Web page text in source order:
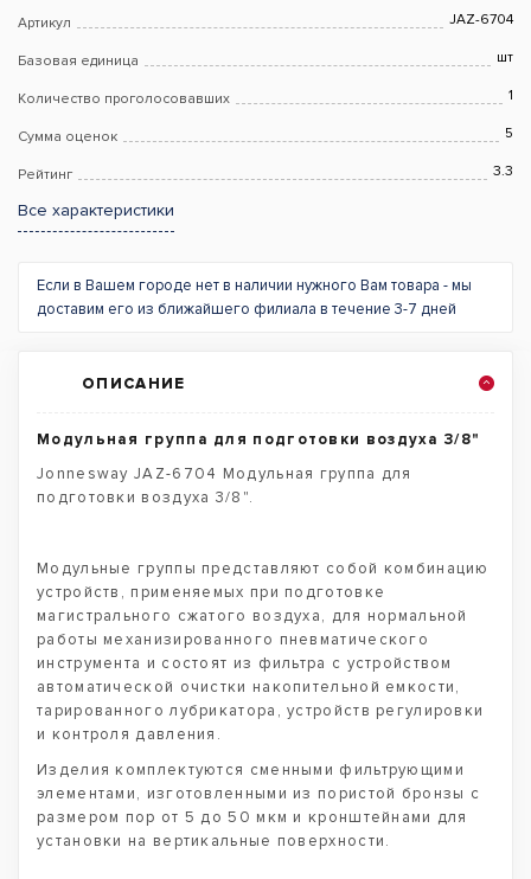
Артикул JAZ-6704
Базовая единица шт
Количество проголосовавших 1
Сумма оценок 5
Рейтинг 3.3
Все характеристики
Если в Вашем городе нет в наличии нужного Вам товара - мы
доставим его из ближайшего филиала в течение 3-7 дней
ОПИСАНИЕ
Модульная группа для подготовки воздуха 3/8"
Jonnesway JAZ-6704 Модульная группа для
подготовки воздуха 3/8".
Модульные группы представляют собой комбинацию
устройств, применяемых при подготовке
магистрального сжатого воздуха, для нормальной
работы механизированного пневматического
инструмента и состоят из фильтра с устройством
автоматической очистки накопительной емкости,
тарированного лубрикатора, устройств регулировки
и контроля давления.
Изделия комплектуются сменными фильтрующими
элементами, изготовленными из пористой бронзы с
размером пор от 5 до 50 мкм и кронштейнами для
установки на вертикальные поверхности.